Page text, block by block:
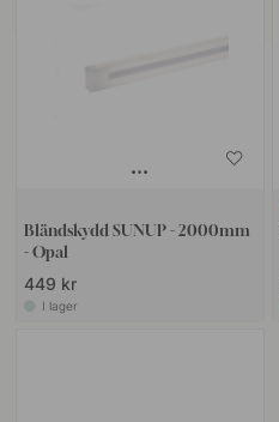
Bländskydd SUNUP - 2000mm
- Opal
449 kr
I lager